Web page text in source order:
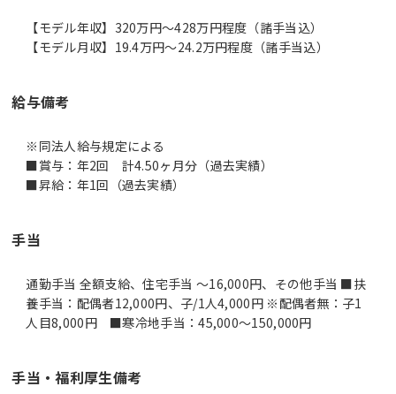
【モデル年収】320万円〜428万円程度（諸手当込）
【モデル月収】19.4万円〜24.2万円程度（諸手当込）
給与備考
※同法人給与規定による
■賞与：年2回 計4.50ヶ月分（過去実績）
■昇給：年1回（過去実績）
手当
通勤手当 全額支給、住宅手当 ～16,000円、その他手当 ■扶
養手当：配偶者12,000円、子/1人4,000円 ※配偶者無：子1
人目8,000円 ■寒冷地手当：45,000～150,000円
手当・福利厚生備考